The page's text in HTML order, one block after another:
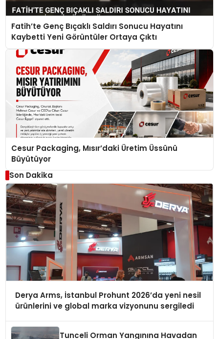
Fatih’te Genç Bıçaklı Saldırı Sonucu Hayatını
Kaybetti Yeni Görüntüler Ortaya Çıktı
Cesur Packaging, Mısır’daki Üretim Üssünü
Büyütüyor
Son Dakika
Derya Arms, İstanbul Prohunt 2026’da yeni nesil
ürünlerini ve global marka vizyonunu sergiledi
Tunceli Orman Yangınına Havadan